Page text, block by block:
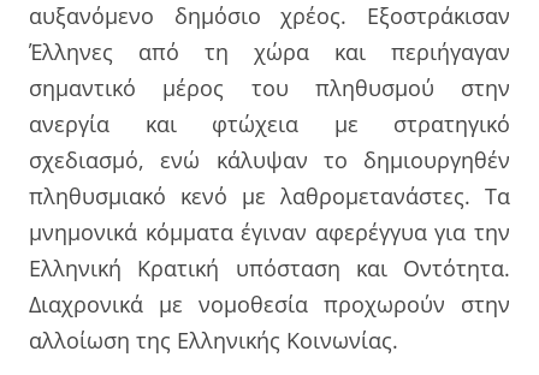
αυξανόμενο δημόσιο χρέος. Εξοστράκισαν
Έλληνες από τη χώρα και περιήγαγαν
σημαντικό μέρος του πληθυσμού στην
ανεργία και φτώχεια με στρατηγικό
σχεδιασμό, ενώ κάλυψαν το δημιουργηθέν
πληθυσμιακό κενό με λαθρομετανάστες. Τα
μνημονικά κόμματα έγιναν αφερέγγυα για την
Ελληνική Κρατική υπόσταση και Οντότητα.
Διαχρονικά με νομοθεσία προχωρούν στην
αλλοίωση της Ελληνικής Κοινωνίας.